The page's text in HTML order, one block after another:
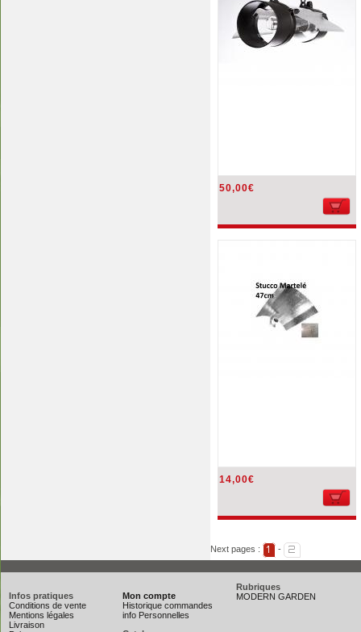
50,00€
14,00€
Next pages : 1 - 2
Infos pratiques
Conditions de vente
Mentions légales
Livraison
Mon compte
Historique commandes
info Personnelles
Rubriques
MODERN GARDEN